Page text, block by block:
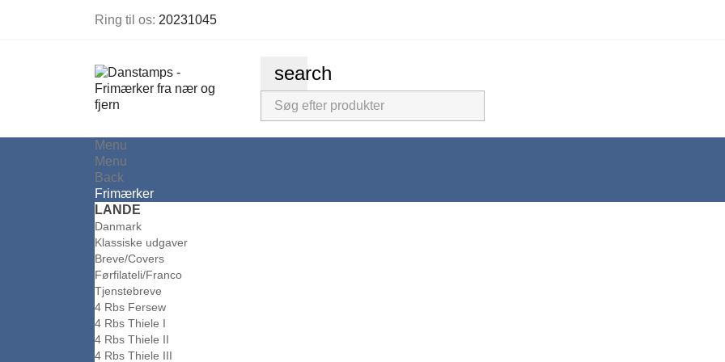
Ring til os: 20231045
search
Menu
Menu
Back
Frimærker
LANDE
Danmark
Klassiske udgaver
Breve/Covers
Førfilateli/Franco
Tjenstebreve
4 Rbs Fersew
4 Rbs Thiele I
4 Rbs Thiele II
4 Rbs Thiele III